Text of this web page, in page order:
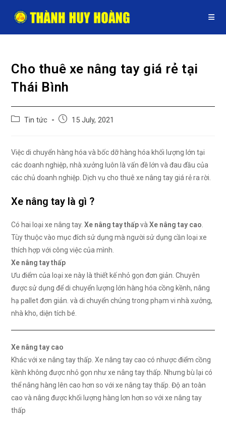
Cho thuê xe nâng tay giá rẻ tại
Thái Bình
PostTin tức
Post15 July, 2021
Việc di chuyển hàng hóa và bốc dỡ hàng hóa khối lượng lớn tại
các doanh nghiệp, nhà xưởng luôn là vấn đề lớn và đau đầu của
các chủ doanh nghiệp. Dịch vụ cho thuê xe nâng tay giá rẻ ra rời.
Xe nâng tay là gì ?
Có hai loại xe nâng tay.Xe nâng tay thấpvàXe nâng tay cao
Tùy thuộc vào mục đích sử dụng mà người sử dụng cần loại xe
thích hợp với công việc của mình.
Xe nâng tay thấp
Ưu điểm của loại xe này là thiết kế nhỏ gọn đơn giản. Chuyên
được sử dụng để di chuyển lượng lớn hàng hóa cồng kềnh, nâng
hạ pallet đơn giản. và di chuyển chúng trong phạm vi nhà xưởng,
nhà kho, diện tích bé.
Xe nâng tay cao
Khác với xe nâng tay thấp. Xe nâng tay cao có nhược điểm cồng
kềnh không được nhỏ gọn như xe nâng tay thấp. Nhưng bù lại có
thể nâng hàng lên cao hơn so với xe nâng tay thấp. Độ an toàn
cao và nâng được khối lượng hàng lơn hơn so với xe nâng tay
thấp